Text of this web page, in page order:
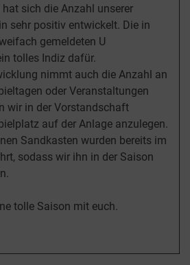
sich die Anzahl unserer
sehr positiv entwickelt. Die in
gemeldeten U
tolles Indiz dafür.
nimmt auch die Anzahl an
oder Veranstaltungen
wir in der Vorstandschaft
auf der Anlage anzulegen.
Sandkasten wurden bereits im
sodass wir ihn in der Saison
tolle Saison mit euch.